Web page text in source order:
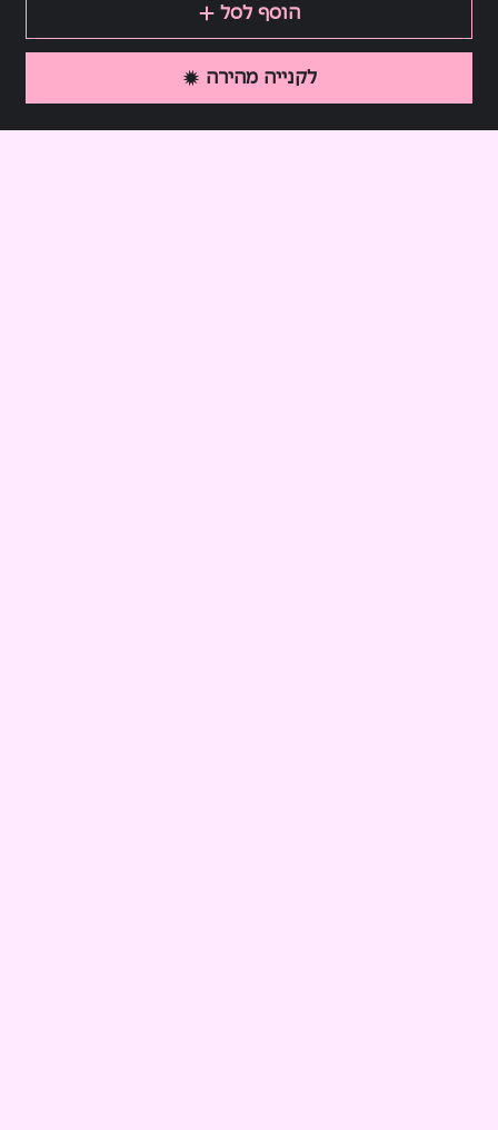
הוסף לסל
לקנייה מהירה